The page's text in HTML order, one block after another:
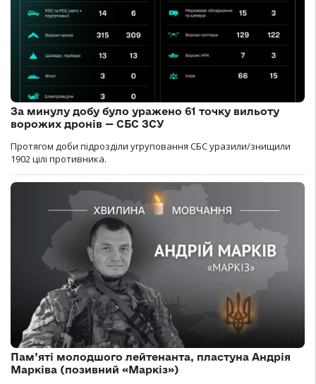
За минулу добу було уражено 61 точку вильоту
ворожих дронів — СБС ЗСУ
Протягом доби підрозділи угруповання СБС уразили/знищили
1902 цілі противника.
Пам’яті молодшого лейтенанта, пластуна Андрія
Марківа (позивний «Маркіз»)